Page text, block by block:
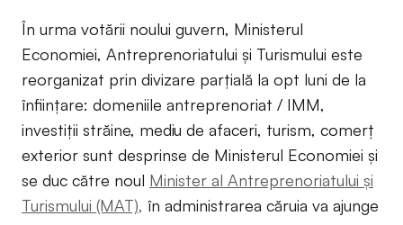
În urma votării noului guvern, Ministerul
Economiei, Antreprenoriatului și Turismului este
reorganizat prin divizare parțială la opt luni de la
înființare: domeniile antreprenoriat / IMM,
investiții străine, mediu de afaceri, turism, comerț
exterior sunt desprinse de Ministerul Economiei și
se duc către noul Minister al Antreprenoriatului și
Turismului (MAT), în administrarea căruia va ajunge